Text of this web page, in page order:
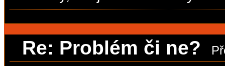
Re: Problém či ne?